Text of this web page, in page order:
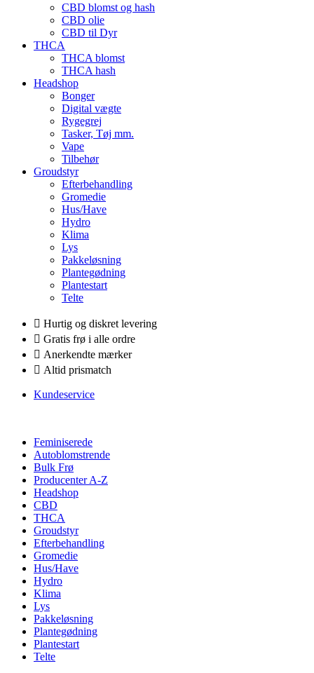
CBD blomst og hash
CBD olie
CBD til Dyr
THCA
THCA blomst
THCA hash
Headshop
Bonger
Digital vægte
Rygegrej
Tasker, Tøj mm.
Vape
Tilbehør
Groudstyr
Efterbehandling
Gromedie
Hus/Have
Hydro
Klima
Lys
Pakkeløsning
Plantegødning
Plantestart
Telte
Hurtig og diskret levering
Gratis frø i alle ordre
Anerkendte mærker
Altid prismatch
Kundeservice
Feminiserede
Autoblomstrende
Bulk Frø
Producenter A-Z
Headshop
CBD
THCA
Groudstyr
Efterbehandling
Gromedie
Hus/Have
Hydro
Klima
Lys
Pakkeløsning
Plantegødning
Plantestart
Telte